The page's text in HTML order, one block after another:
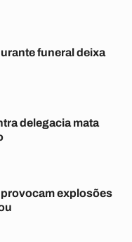
funeral deixa
delegacia mata
explosões